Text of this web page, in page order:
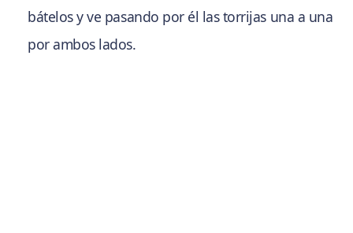
bátelos y ve pasando por él las torrijas una a una
por ambos lados.